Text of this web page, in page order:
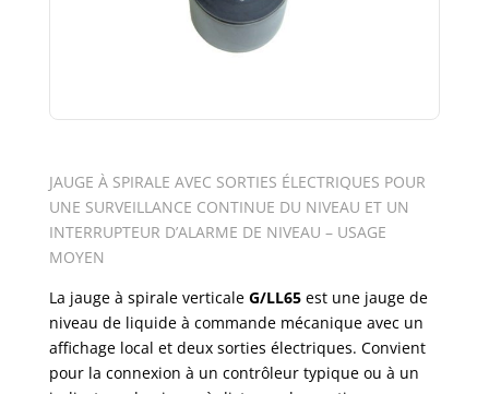
JAUGE À SPIRALE AVEC SORTIES ÉLECTRIQUES POUR
UNE SURVEILLANCE CONTINUE DU NIVEAU ET UN
INTERRUPTEUR D’ALARME DE NIVEAU – USAGE
MOYEN
La jauge à spirale verticale G/LL65est une jauge de
niveau de liquide à commande mécanique avec un
affichage local et deux sorties électriques. Convient
pour la connexion à un contrôleur typique ou à un